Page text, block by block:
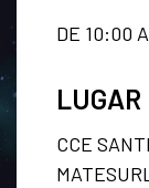
DE 10:00
LUGAR
CCE